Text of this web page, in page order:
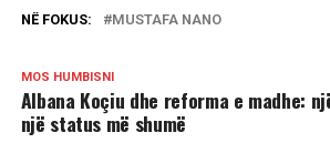
NË FOKUS: MUSTAFA NANO
MOS HUMBISNI
Albana Koçiu dhe reforma e madhe:
një status më shumë